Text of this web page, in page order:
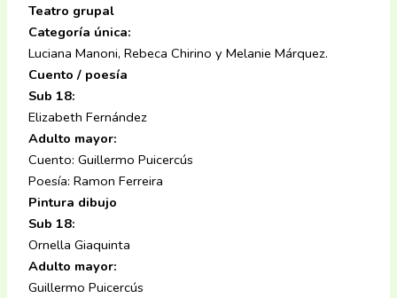
Teatro grupal
Categoría única:
Luciana Manoni, Rebeca Chirino y Melanie Márquez.
Cuento / poesía
Sub 18:
Elizabeth Fernández
Adulto mayor:
Cuento: Guillermo Puicercús
Poesía: Ramon Ferreira
Pintura dibujo
Sub 18:
Ornella Giaquinta
Adulto mayor:
Guillermo Puicercús